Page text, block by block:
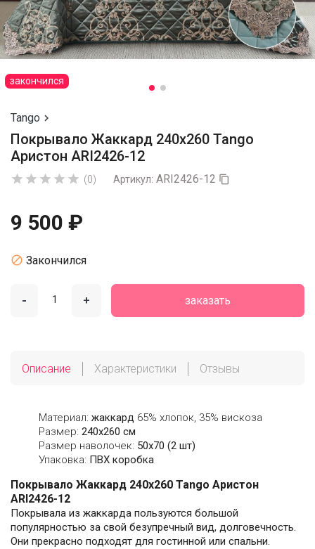
закончился
Tango 
Покрывало Жаккард 240х260 Tango
Аристон ARI2426-12
     (0) Артикул: ARI2426-12 
9 500 ₽
 Закончился
- + заказать
Описание Характеристики Отзывы
Материал: жаккард 65% хлопок, 35% вискоза
Размер: 240х260 см
Размер наволочек: 50х70 (2 шт)
Упаковка: ПВХ коробка
Покрывало Жаккард 240х260 Tango Аристон
ARI2426-12
Покрывала из жаккарда пользуются большой
популярностью за свой безупречный вид, долговечность.
Они прекрасно подходят для гостинной или спальни.